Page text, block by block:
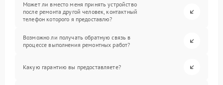
Может ли вместо меня принять устройство
после ремонта другой человек, контактный
телефон которого я предоставлю?
Возможно ли получать обратную связь в
процессе выполнения ремонтных работ?
Какую гарантию вы предоставляете?